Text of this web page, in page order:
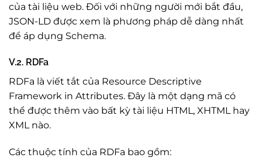
của tài liệu web. Đối với những người mới bắt đầu,
JSON-LD được xem là phương pháp dễ dàng nhất
để áp dụng Schema.
V.2. RDFa
RDFa là viết tắt của Resource Descriptive
Framework in Attributes. Đây là một dạng mã có
thể được thêm vào bất kỳ tài liệu HTML, XHTML hay
XML nào.
Các thuộc tính của RDFa bao gồm: